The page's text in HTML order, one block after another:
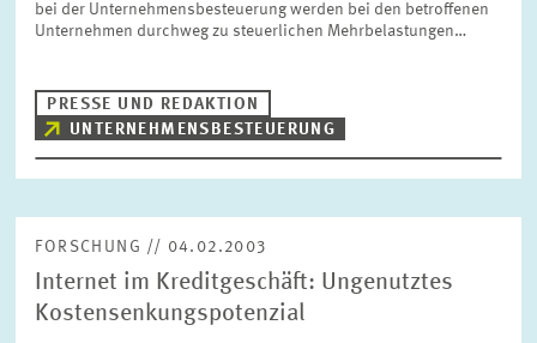
JAHRESBERICHT
bei der Unternehmensbesteuerung werden bei den betroffenen
Unternehmen durchweg zu steuerlichen Mehrbelastungen…
PRESSE UND REDAKTION
UNTERNEHMENSBESTEUERUNG
FORSCHUNG // 04.02.2003
Internet im Kreditgeschäft: Ungenutztes
Kostensenkungspotenzial